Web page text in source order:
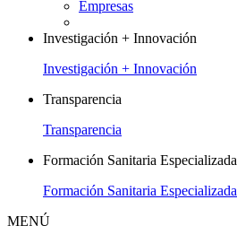
Empresas
Investigación + Innovación
Investigación + Innovación
Transparencia
Transparencia
Formación Sanitaria Especializada
Formación Sanitaria Especializada
MENÚ